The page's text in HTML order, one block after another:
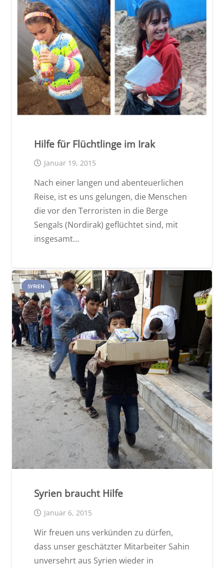
Hilfe für Flüchtlinge im Irak
Januar 19, 2015
Nach einer langen und abenteuerlichen
Reise, ist es uns gelungen, die Menschen
die vor den Terroristen in die Berge
Sengals (Nordirak) geflüchtet sind, mit
insgesamt…
SYRIEN
Syrien braucht Hilfe
Januar 6, 2015
Wir freuen uns verkünden zu dürfen,
dass unser geschätzter Mitarbeiter Sahin
unversehrt aus Syrien wieder in